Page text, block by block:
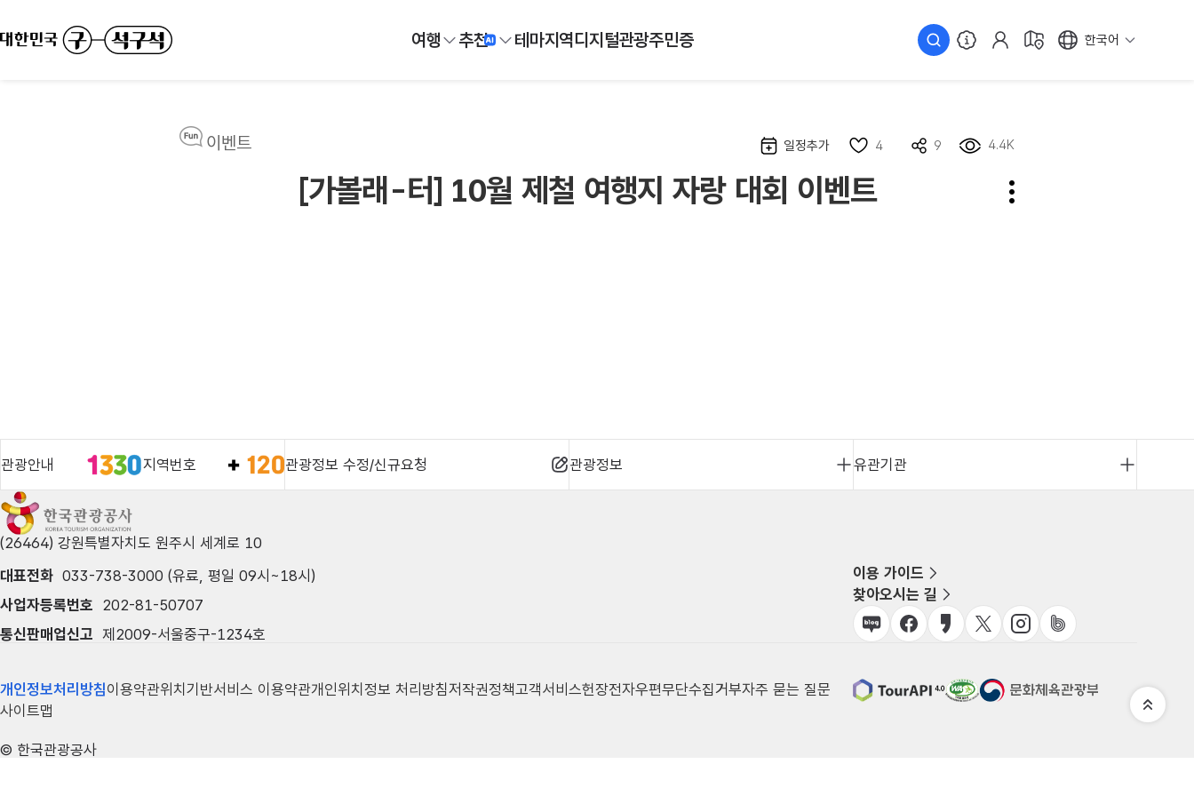
여행 추천 테마지역디지털관광주민증 한국어
일정추가 4 9 4.4K
이벤트
[가볼래-터] 10월 제철 여행지 자랑 대회 이벤트
관광안내 지역번호 관광정보 수정/신규요청 관광정보 유관기관
(26464) 강원특별자치도 원주시 세계로 10
대표전화 033-738-3000 (유료, 평일 09시~18시)
사업자등록번호 202-81-50707
통신판매업신고 제2009-서울중구-1234호
이용 가이드
찾아오시는 길
개인정보처리방침이용약관위치기반서비스 이용약관개인위치정보 처리방침저작권정책고객서비스헌장전자우편무단수집거부자주 묻는 질문
사이트맵
© 한국관광공사